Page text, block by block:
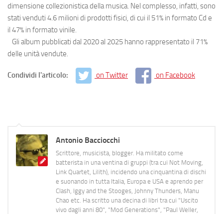
dimensione collezionistica della musica. Nel complesso, infatti, sono
stati venduti 4.6 milioni di prodotti fisici, di cui il 51% in formato Cd e
il 47% in formato vinile.
Gli album pubblicati dal 2020 al 2025 hanno rappresentato il 71%
delle unità vendute.
Condividi l'articolo: on Twitter on Facebook
Antonio Bacciocchi
Scrittore, musicista, blogger. Ha militato come
batterista in una ventina di gruppi (tra cui Not Moving,
Link Quartet, Lilith), incidendo una cinquantina di dischi
e suonando in tutta Italia, Europa e USA e aprendo per
Clash, Iggy and the Stooges, Johnny Thunders, Manu
Chao etc. Ha scritto una decina di libri tra cui "Uscito
vivo dagli anni 80", "Mod Generations", "Paul Weller,